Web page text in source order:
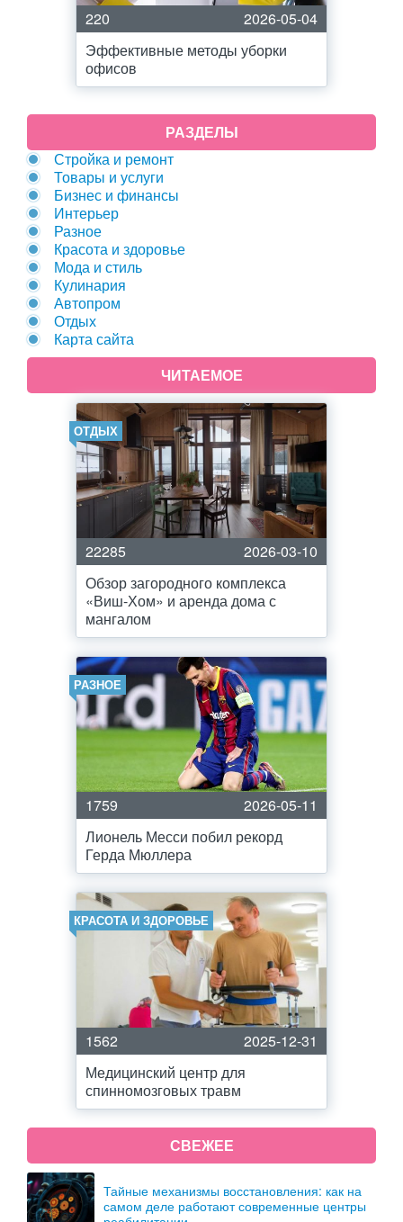
220
2026-05-04
Эффективные методы уборки
офисов
РАЗДЕЛЫ
Стройка и ремонт
Товары и услуги
Бизнес и финансы
Интерьер
Разное
Красота и здоровье
Мода и стиль
Кулинария
Автопром
Отдых
Карта сайта
ЧИТАЕМОЕ
ОТДЫХ
22285
2026-03-10
Обзор загородного комплекса
«Виш-Хом» и аренда дома с
мангалом
РАЗНОЕ
1759
2026-05-11
Лионель Месси побил рекорд
Герда Мюллера
КРАСОТА И ЗДОРОВЬЕ
1562
2025-12-31
Медицинский центр для
спинномозговых травм
СВЕЖЕЕ
Тайные механизмы восстановления: как на
самом деле работают современные центры